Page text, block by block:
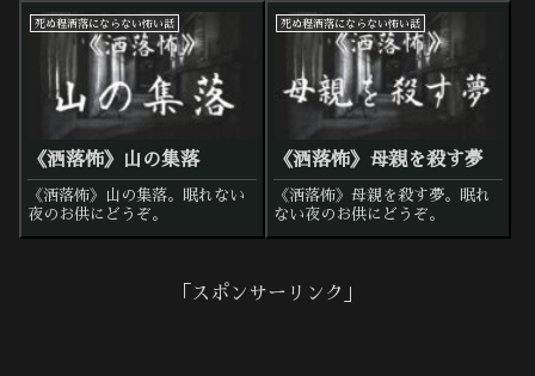
死ぬ程洒落にならない怖い話
《洒落怖》山の集落
《洒落怖》山の集落。眠れない
夜のお供にどうぞ。
死ぬ程洒落にならない怖い話
《洒落怖》母親を殺す夢
《洒落怖》母親を殺す夢。眠れ
ない夜のお供にどうぞ。
「スポンサーリンク」